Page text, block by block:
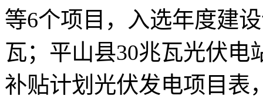
等6个项目，入选年度建
瓦；平山县30兆瓦光伏电
补贴计划光伏发电项目表